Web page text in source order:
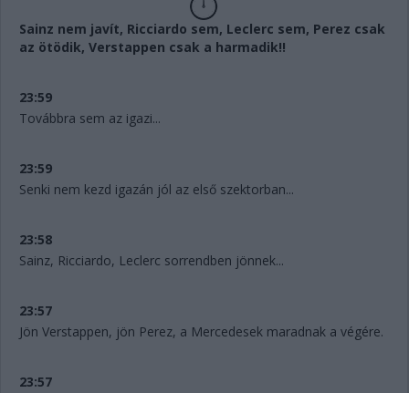
Sainz nem javít, Ricciardo sem, Leclerc sem, Perez csak
az ötödik, Verstappen csak a harmadik!!
23:59
Továbbra sem az igazi...
23:59
Senki nem kezd igazán jól az első szektorban...
23:58
Sainz, Ricciardo, Leclerc sorrendben jönnek...
23:57
Jön Verstappen, jön Perez, a Mercedesek maradnak a végére.
23:57